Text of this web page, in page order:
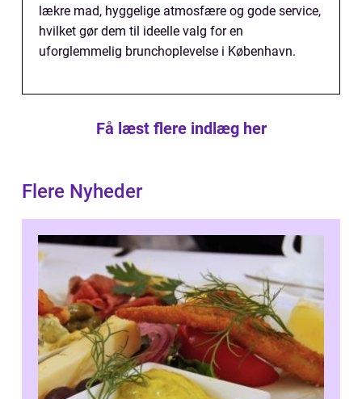
lækre mad, hyggelige atmosfære og gode service,
hvilket gør dem til ideelle valg for en
uforglemmelig brunchoplevelse i København.
Få læst flere indlæg her
Flere Nyheder